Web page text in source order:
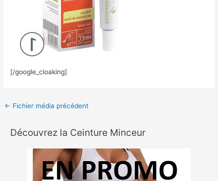
[/google_cloaking]
← Fichier média précédent
Découvrez la Ceinture Minceur